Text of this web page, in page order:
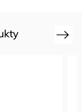
Next